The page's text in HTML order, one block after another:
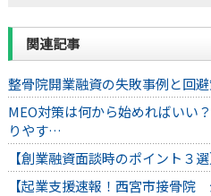
関連記事
整骨院開業融資の失敗事例と回
MEO対策は何から始めればいい
りやす…
【創業融資面談時のポイント３選
【起業支援速報！西宮市接骨院